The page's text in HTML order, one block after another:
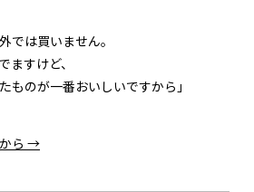
では買いません。
ますけど、
ものが一番おいしいですから」
ら →